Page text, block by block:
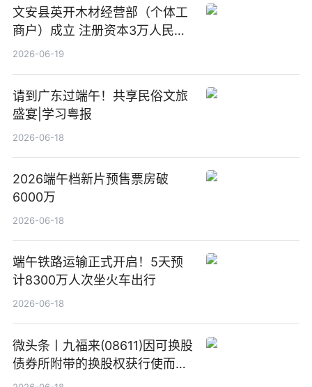
文安县英开木材经营部（个体工
商户）成立 注册资本3万人民币
新要闻
2026-06-19
请到广东过端午！共享民俗文旅
盛宴|学习粤报
2026-06-18
2026端午档新片预售票房破
6000万
2026-06-18
端午铁路运输正式开启！5天预
计8300万人次坐火车出行
2026-06-18
微头条丨九福来(08611)因可换股
债券所附带的换股权获行使而发
行5200万股